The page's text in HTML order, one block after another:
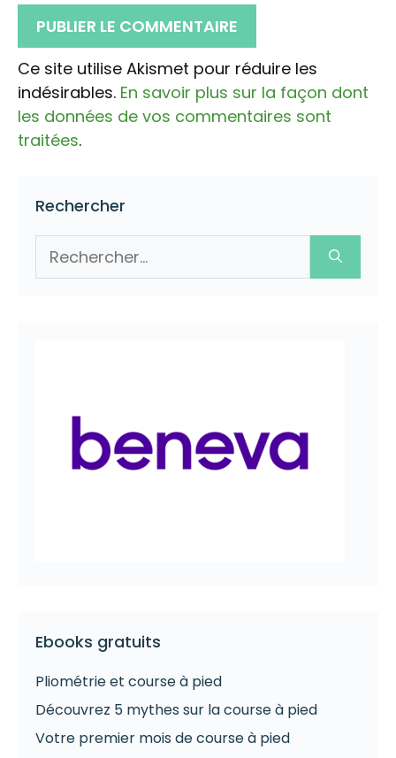
Ce site utilise Akismet pour réduire les
indésirables. En savoir plus sur la façon dont
les données de vos commentaires sont
traitées.
Rechercher
Ebooks gratuits
Pliométrie et course à pied
Découvrez 5 mythes sur la course à pied
Votre premier mois de course à pied